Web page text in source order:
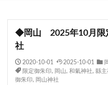
◆岡山 2025年10月限
社
2020-10-01 2025-10-01
限定御朱印, 岡山, 和氣神社, 縣主
御朱印, 岡山神社